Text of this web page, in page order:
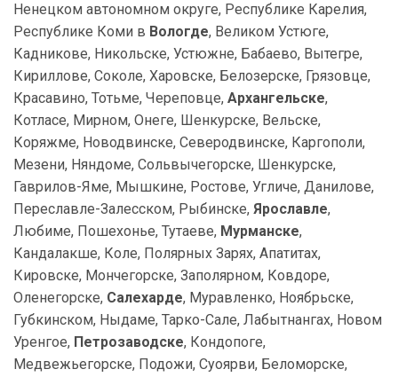
Ненецком автономном округе, Республике Карелия,
Республике Коми в Вологде, Великом Устюге,
Кадникове, Никольске, Устюжне, Бабаево, Вытегре,
Кириллове, Соколе, Харовске, Белозерске, Грязовце,
Красавино, Тотьме, Череповце, Архангельске,
Котласе, Мирном, Онеге, Шенкурске, Вельске,
Коряжме, Новодвинске, Северодвинске, Каргополи,
Мезени, Няндоме, Сольвычегорске, Шенкурске,
Гаврилов-Яме, Мышкине, Ростове, Угличе, Данилове,
Переславле-Залесском, Рыбинске, Ярославле,
Любиме, Пошехонье, Тутаеве, Мурманске,
Кандалакше, Коле, Полярных Зарях, Апатитах,
Кировске, Мончегорске, Заполярном, Ковдоре,
Оленегорске, Салехарде, Муравленко, Ноябрьске,
Губкинском, Ныдаме, Тарко-Сале, Лабытнангах, Новом
Уренгое, Петрозаводске, Кондопоге,
Медвежьегорске, Подожи, Суоярви, Беломорске,